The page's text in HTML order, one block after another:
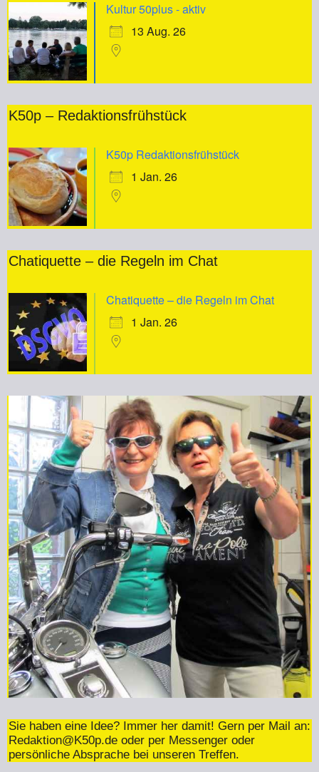
Kultur 50plus - aktiv
13 Aug. 26
K50p – Redaktionsfrühstück
K50p Redaktionsfrühstück
1 Jan. 26
Chatiquette – die Regeln im Chat
Chatiquette – die Regeln im Chat
1 Jan. 26
Sie haben eine Idee? Immer her damit! Gern per Mail an:
Redaktion@K50p.de oder per Messenger oder
persönliche Absprache bei unseren Treffen.